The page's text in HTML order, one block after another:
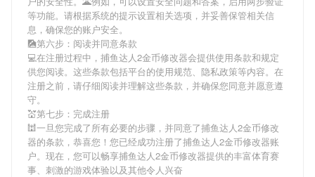
等功能。请根据系统的提示设置相关选项，并妥善保管相关信
息，确保您的账户安全。
🎑第六步：阅读并同意条款
💻在注册过程中， 捕鱼达人2金币修改器会提供使用条款和规定
供您阅读。这些条款包括平台的使用规范、隐私政策等内容。在
注册之前，请仔细阅读并理解这些条款，并确保您同意并愿意遵
守。
💒第七步：完成注册
🕍一旦您完成了所有必要的步骤，并同意了捕鱼达人2金币修改
器的条款，恭喜您！您已经成功注册了捕鱼达人2金币修改器账
户。现在，您可以畅享捕鱼达人2金币修改器提供的丰富体育赛
事、刺激的游戏体验以及其他令人兴奋